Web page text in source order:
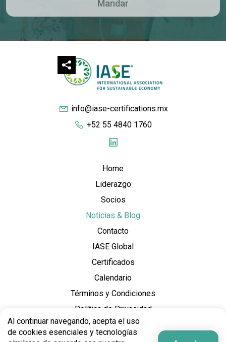
info@iase-certifications.mx
+52 55 4840 1760
Home
Liderazgo
Socios
Noticias & Blog
Contacto
IASE Global
Certificados
Calendario
Términos y Condiciones
Política de Privacidad
Al continuar navegando, acepta el uso
de cookies esenciales y tecnologías